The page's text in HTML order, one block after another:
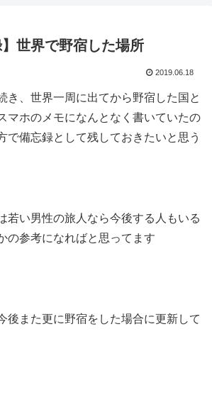
】世界で野宿した場所
2019.06.18
き、世界一周に出てから野宿した国と
マホのメモになんとなく書いていたの
で備忘録として残しておきたいと思う
若い男性の旅人なら今後する人もいる
の参考になればと思ってます
後また更に野宿をした場合に更新して